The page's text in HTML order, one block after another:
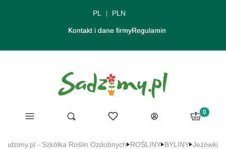
PL PLN
Kontakt i dane firmyRegulamin
Menu Otwórz wyszukiwarkę
Szukaj Ulubione
Zaloguj się
Produkty
Koszyk
Sadzimy.pl - Szkółka Roślin Ozdobnych ROŚLINY BYLINY Jeżówki